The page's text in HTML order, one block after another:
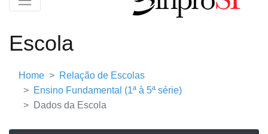
Escola
Home
Relação de Escolas
Ensino Fundamental (1ª à 5ª série)
Dados da Escola